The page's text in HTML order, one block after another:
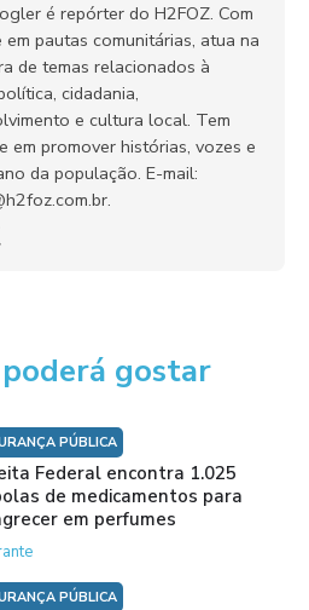
é repórter do H2FOZ. Com
pautas comunitárias, atua na
de temas relacionados à
cidadania,
e cultura local. Tem
em promover histórias, vozes e
da população. E-mail:
gostar
PÚBLICA
Federal encontra 1.025
de medicamentos para
em perfumes
PÚBLICA